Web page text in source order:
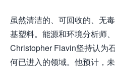
虽然清洁的、可回收的、无
基塑料。能源和环境分析师
Christopher Flavin坚持认为
何已进入的领域。他预计，